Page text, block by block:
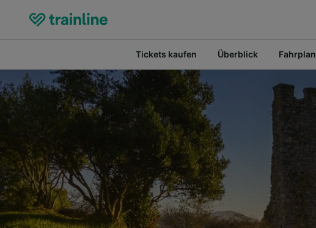
Tickets kaufen Überblick Fahrplan